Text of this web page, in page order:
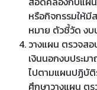
หรือกิจกรรมให้มี
หมาย ตัวชี้วัด ง
วางแผน ตรวจส
เงินนอกงบประม
ไปตามแผนปฏิบัติ
ศึกษาวางแผน ต